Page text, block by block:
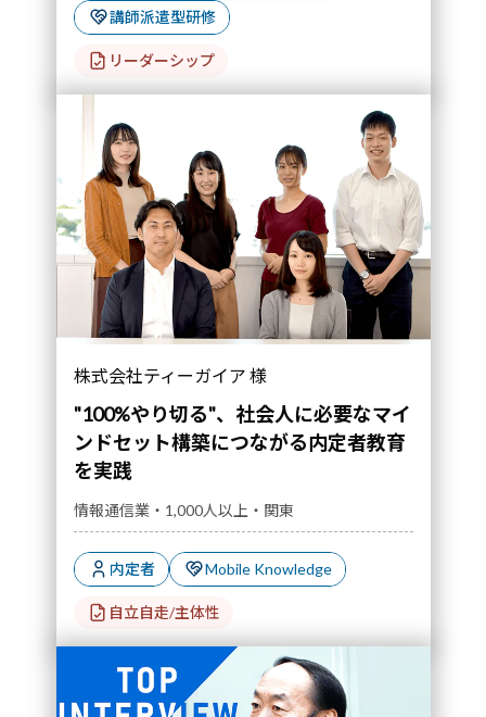
講師派遣型研修
リーダーシップ
株式会社ティーガイア 様
"100%やり切る"、社会人に必要なマイ
ンドセット構築につながる内定者教育
を実践
情報通信業・1,000人以上・関東
内定者 Mobile Knowledge
自立自走/主体性